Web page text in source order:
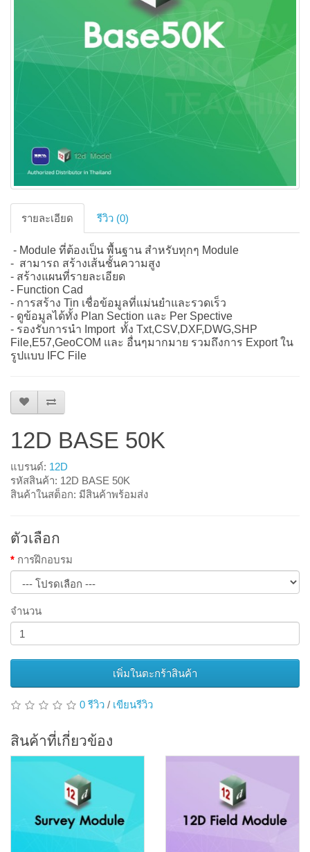
รายละเอียด รีวิว (0)
- Module ที่ต้องเป็น พื้นฐาน สำหรับทุกๆ Module
- สามารถ สร้างเส้นชั้นความสูง
- สร้างแผนที่รายละเอียด
- Function Cad
- การสร้าง Tin เชื่อข้อมูลที่แม่นยำและรวดเร็ว
- ดูข้อมูลได้ทั้ง Plan Section และ Per Spective
- รองรับการนำ Import ทั้ง Txt,CSV,DXF,DWG,SHP
File,E57,GeoCOM และ อื่นๆมากมาย รวมถึงการ Export ใน
รูปแบบ IFC File
12D BASE 50K
แบรนด์: 12D
รหัสสินค้า: 12D BASE 50K
สินค้าในสต็อก: มีสินค้าพร้อมส่ง
ตัวเลือก
การฝึกอบรม
จำนวน
เพิ่มในตะกร้าสินค้า
0 รีวิว / เขียนรีวิว
สินค้าที่เกี่ยวข้อง